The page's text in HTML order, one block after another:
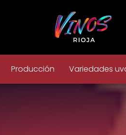
Producción Variedades